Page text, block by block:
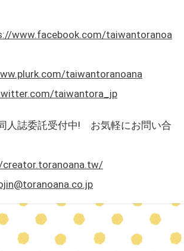
www.facebook.com/taiwantoranoa
taiwantoranoana
taiwantora_jp
人誌委託受付中! お気軽にお問い合